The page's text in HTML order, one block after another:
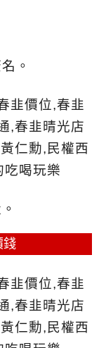
。
錢